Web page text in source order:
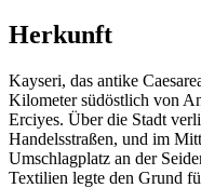
Herkunft
Kayseri, das antike
Kilometer südöstlich von
Erciyes. Über die Stadt
Handelsstraßen, und im
Umschlagplatz an der
Textilien legte den Grund